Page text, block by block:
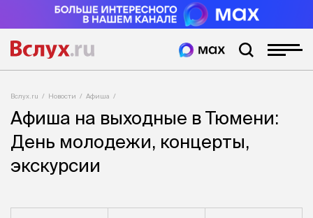
Вслух.ru Новости Афиша
Афиша на выходные в Тюмени:
День молодежи, концерты,
экскурсии